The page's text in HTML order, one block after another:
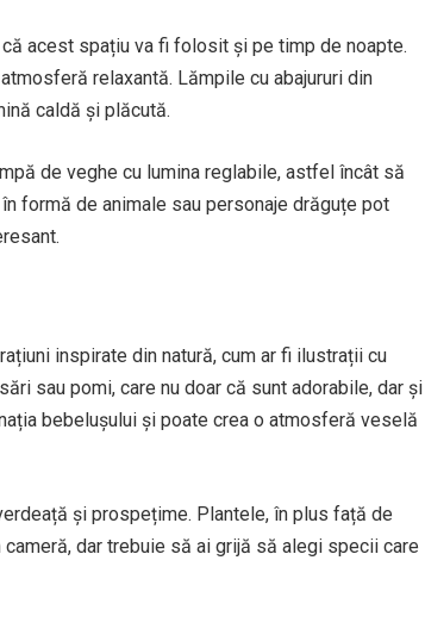
acest spațiu va fi folosit și pe timp de noapte.
relaxantă. Lămpile cu abajururi din
caldă și plăcută.
de veghe cu lumina reglabile, astfel încât să
formă de animale sau personaje drăguțe pot
inspirate din natură, cum ar fi ilustrații cu
sau pomi, care nu doar că sunt adorabile, dar și
bebelușului și poate crea o atmosferă veselă
și prospețime. Plantele, în plus față de
dar trebuie să ai grijă să alegi specii care